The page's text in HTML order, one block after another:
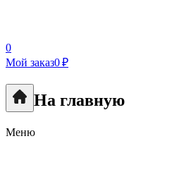
0
Мой заказ0 ₽
На главную
Меню